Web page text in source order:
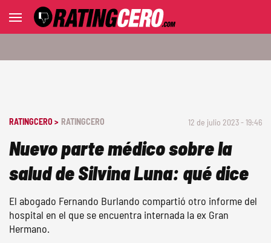
RATINGCERO > RATINGCERO 12 de julio 2023 - 19:46
Nuevo parte médico sobre la
salud de Silvina Luna: qué dice
El abogado Fernando Burlando compartió otro informe del
hospital en el que se encuentra internada la ex Gran
Hermano.